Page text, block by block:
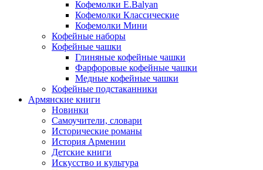
Кофемолки E.Balyan
Кофемолки Классические
Кофемолки Мини
Кофейные наборы
Кофейные чашки
Глиняные кофейные чашки
Фарфоровые кофейные чашки
Медные кофейные чашки
Кофейные подстаканники
Армянские книги
Новинки
Самоучители, словари
Исторические романы
История Армении
Детские книги
Иcкусство и культура